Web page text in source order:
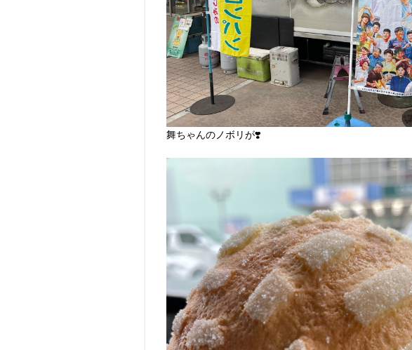
舞ちゃんのノボリが❣️